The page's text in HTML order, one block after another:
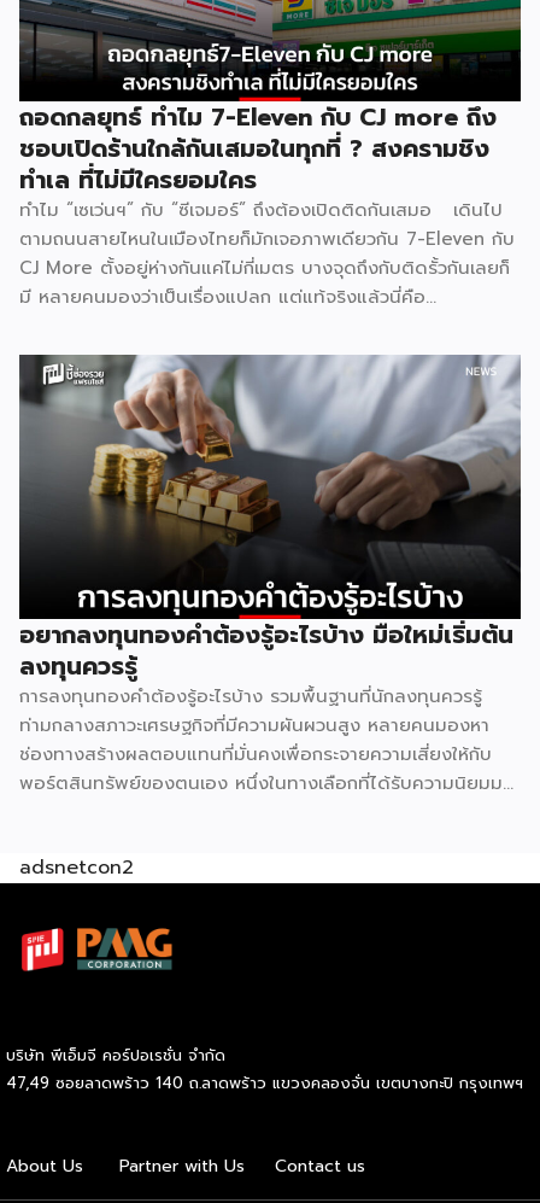
. [ 1.สงครามที่ไม่มีใครกล้าหยุดก่อน ] . สงครามบุฟเฟต์ไม่ได้เกิด
จากความใจดีของแบรนด์ แต่เกิดจาก ความกลัว กลัวเสียลูกค้าให้
คู่แข่งตามมาตรฐานธุรกิจร้านอาหารไทย Food Cost ที่ดีควรอยู่
ที่ 25–35% ของราคาขาย และ Net […]
ถอดกลยุทธ์ ทำไม 7-Eleven กับ CJ more ถึง
ชอบเปิดร้านใกล้กันเสมอในทุกที่ ? สงครามชิง
ทำเล ที่ไม่มีใครยอมใคร
ทำไม “เซเว่นฯ” กับ “ซีเจมอร์” ถึงต้องเปิดติดกันเสมอ เดินไป
ตามถนนสายไหนในเมืองไทยก็มักเจอภาพเดียวกัน 7-Eleven กับ
CJ More ตั้งอยู่ห่างกันแค่ไม่กี่เมตร บางจุดถึงกับติดรั้วกันเลยก็
มี หลายคนมองว่าเป็นเรื่องแปลก แต่แท้จริงแล้วนี่คือ
ไม่ใช่เรื่องบังเอิญ และไม่ใช่เรื่องที่แบรนด์ใดไล่ตามแบรนด์ใด แต่
เป็นผลลัพธ์ตามธรรมชาติของกลไกตลาดค้าปลีก 1. ทำเลที่ดี
มีอยู่จำกัด ธุรกิจค้าปลีกทุกประเภทต้องพึ่งพา “จุดตัดของการ
สัญจร” เป็นหัวใจหลัก ไม่ว่าจะเป็นสี่แยกไฟแดง ปากซอยที่คนเข้า
ออกทุกวัน หน้าปั๊มน้ำมัน หรือหน้าคอนโดที่มีคนเดินผ่านหนาแน่น
ทำเลลักษณะนี้ในแต่ละพื้นที่มีจำนวนจำกัดมาก ทั้ง 7-Eleven และ
CJ More ต่างก็มองหาปัจจัยเดียวกันคือปริมาณคนเดินผ่าน
สูงสุด จุดที่ตอบโจทย์ได้ดีที่สุดจึงมักเหลืออยู่ไม่กี่จุดในแต่ละย่าน
ผลคือทั้งสองแบรนด์ไปกระจุกตัวอยู่ในบริเวณเดียวกันโดย
ธรรมชาติ ไม่ต่างจากปั๊มน้ำมันหลายเจ้าที่มักตั้งอยู่ตรงข้ามกันบน
ถนนสายหลัก 2. ทฤษฎีคลัสเตอร์การค้า รวมกันแข็งกว่าแยกกัน
ในทางเศรษฐศาสตร์ค้าปลีกมีหลักการที่เรียกว่า retail
agglomeration หรือการรวมกลุ่มธุรกิจประเภทเดียวกันไว้ในจุด
เดียว ฟังดูขัดสามัญสำนึกที่ว่าคู่แข่งควรหนีห่างกันไว้ แต่ในความ
จริงกลับตรงกันข้าม เพราะจุดที่มี 7-Eleven และ CJ More อยู่
ด้วยกันจะกลายเป็น “จุดหมายปลายทาง” […]
อยากลงทุนทองคำต้องรู้อะไรบ้าง มือใหม่เริ่มต้น
ลงทุนควรรู้
การลงทุนทองคำต้องรู้อะไรบ้าง รวมพื้นฐานที่นักลงทุนควรรู้
ท่ามกลางสภาวะเศรษฐกิจที่มีความผันผวนสูง หลายคนมองหา
ช่องทางสร้างผลตอบแทนที่มั่นคงเพื่อกระจายความเสี่ยงให้กับ
พอร์ตสินทรัพย์ของตนเอง หนึ่งในทางเลือกที่ได้รับความนิยมมา
นั้น มีรายละเอียดสำคัญหลายประการที่ต้องทำความเข้าใจให้
ข้อมูลพื้นฐานที่จำเป็นต่อการเตรียมตัวกันก่อนว่ามีประเด็นใดบ้าง
ที่เราต้องศึกษาให้รอบคอบ การลงทุนทองคำ คืออะไร G H
คอยให้มูลค่าของสิ่งนี้ปรับตัวสูงขึ้นเมื่อเวลาผ่านไป โลหะมีค่าชนิด
นี้ได้รับการยกย่องให้เป็นแหล่งพักเงินที่ปลอดภัย หรือ Safe
Haven เนื่องจากมีมูลค่าคงที่อยู่ในตัวเอง จึงช่วยปกป้องความ
อย่างมีประสิทธิภาพ ถือเป็นกลยุทธ์สำคัญที่ช่วยให้เรากระจาย
adsnetcon2
บริษัท พีเอ็มจี คอร์ปอเรชั่น จำกัด
47,49 ซอยลาดพร้าว 140 ถ.ลาดพร้าว แขวงคลองจั่น เขตบางกะปิ กรุงเทพฯ
About Us Partner with Us Contact us